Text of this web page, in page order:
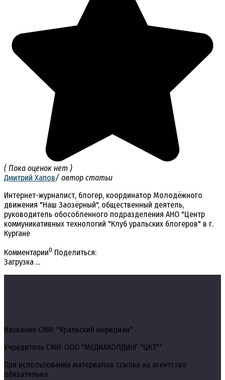
( Пока оценок нет )
Дмитрий Хапов/ автор статьи
Интернет-журналист, блогер, координатор Молодёжного
движения "Наш Заозёрный", общественный деятель,
руководитель обособленного подразделения АНО "Центр
коммуникативных технологий "Клуб уральских блогеров" в г.
Кургане
Комментарии0 Поделиться:
Загрузка ...
Название СМИ: "Уральский меридиан"
Учредитель СМИ: ООО "МЕДИАХОЛДИНГ "ЦКТ""
При использовании материалов ссылка на агентство
обязательна